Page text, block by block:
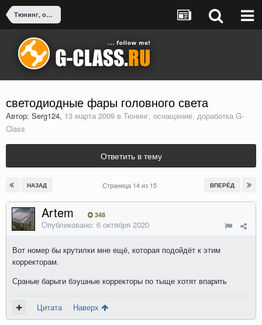
Тюнинг, оснащение, доработка G-Class
светодиодные фары головного света
Автор: Serg124, 13 марта 2009 в Тюнинг, оснащение, доработка G-
Class
Ответить в тему
НАЗАД ВПЕРЁД
Страница 14 из 15
Artem 348
Опубликовано: 6 октября 2020
Вот номер бы крутилки мне ещё, которая подойдёт к этим
корректорам.
Сраные барыги бэушные корректоры по тыще хотят впарить
Цитата Наверх